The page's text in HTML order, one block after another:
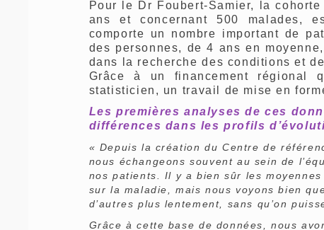
Pour le Dr Foubert-Samier, la
ans et concernant 500 malades,
comporte un nombre important de
des personnes, de 4 ans en
dans la recherche des conditions et
Grâce à un financement régional
statisticien, un travail de mise en
Les premières analyses de ces
différences dans les profils
« Depuis la création du Centre de
nous échangeons souvent au sein de
nos patients. Il y a bien sûr les
sur la maladie, mais nous voyons bien
d’autres plus lentement, sans qu’on
Grâce à cette base de données, nous